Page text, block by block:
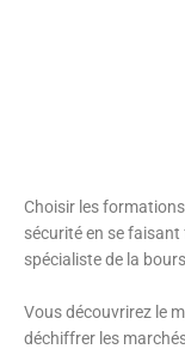
Choisir les formations
sécurité en se
spécialiste de la
Vous découvrirez le
déchiffrer les